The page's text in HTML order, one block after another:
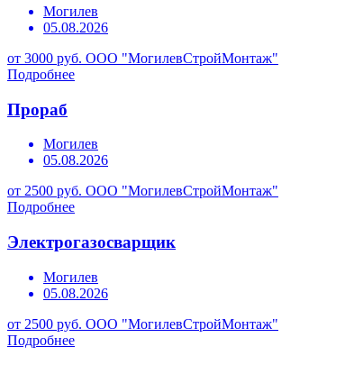
Могилев
05.08.2026
от 3000 руб. ООО "МогилевСтройМонтаж"
Подробнее
Прораб
Могилев
05.08.2026
от 2500 руб. ООО "МогилевСтройМонтаж"
Подробнее
Электрогазосварщик
Могилев
05.08.2026
от 2500 руб. ООО "МогилевСтройМонтаж"
Подробнее